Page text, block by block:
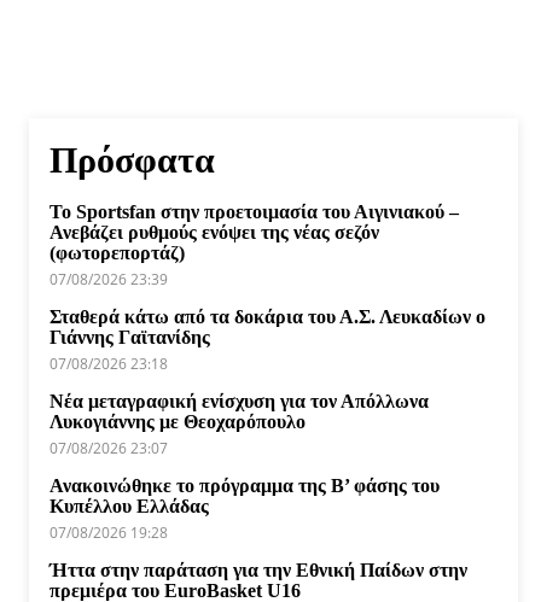
Πρόσφατα
Το Sportsfan στην προετοιμασία του Αιγινιακού –
Ανεβάζει ρυθμούς ενόψει της νέας σεζόν
(φωτορεπορτάζ)
07/08/2026 23:39
Σταθερά κάτω από τα δοκάρια του Α.Σ. Λευκαδίων ο
Γιάννης Γαϊτανίδης
07/08/2026 23:18
Νέα μεταγραφική ενίσχυση για τον Απόλλωνα
Λυκογιάννης με Θεοχαρόπουλο
07/08/2026 23:07
Ανακοινώθηκε το πρόγραμμα της Β’ φάσης του
Κυπέλλου Ελλάδας
07/08/2026 19:28
Ήττα στην παράταση για την Εθνική Παίδων στην
πρεμιέρα του EuroBasket U16